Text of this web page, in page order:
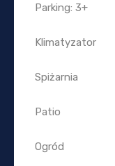
Parking: 3+
Klimatyzator
Spiżarnia
Patio
Ogród